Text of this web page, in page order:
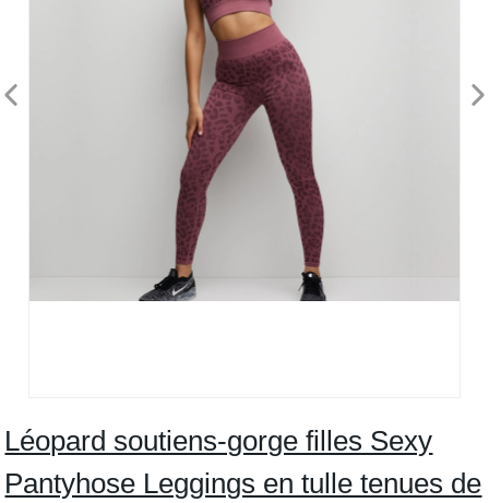
Léopard soutiens-gorge filles Sexy
Pantyhose Leggings en tulle tenues de